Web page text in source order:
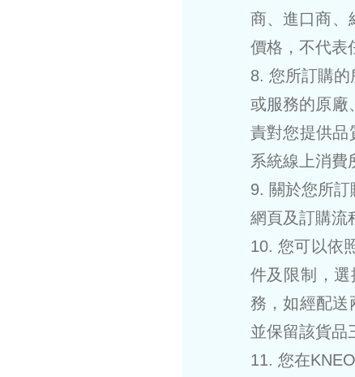
商、進口商、
價格，不代表
8. 您所訂購
或服務的原廠
責對您提供品
系統線上消費
9. 關於您所
網頁及訂購流
10. 您可以依
件及限制，
務，如經配送
並保留該貨品
11. 您在